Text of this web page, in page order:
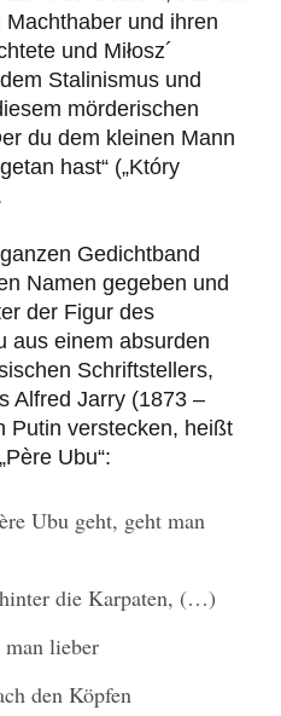
und ihren
und Miłosz´
Stalinismus und
mörderischen
du dem kleinen Mann
hast“ („Który
Gedichtband
Namen gegeben und
der Figur des
aus einem absurden
Schriftstellers,
Alfred Jarry (1873 –
Putin verstecken, heißt
Ubu“:
Ubu geht, geht man
die Karpaten, (…)
lieber
den Köpfen